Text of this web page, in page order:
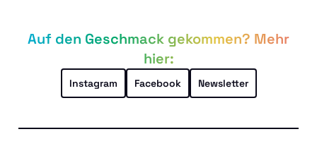
Auf den Geschmack gekommen? Mehr
hier:
Instagram Facebook Newsletter